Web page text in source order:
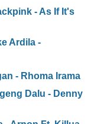
- As If It's
Ardila -
- Rhoma Irama
Dalu - Denny